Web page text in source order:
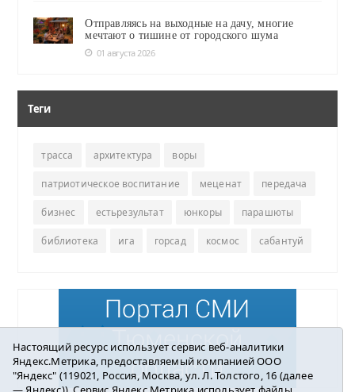
Отправляясь на выходные на дачу, многие
мечтают о тишине от городского шума
01 августа 2026
Теги
трасса архитектура воры
патриотическое воспитание меценат передача
бизнес естьрезультат юнкоры парашюты
библиотека ига горсад космос сабантуй
Настоящий ресурс использует сервис веб-аналитики
Яндекс.Метрика, предоставляемый компанией ООО
"Яндекс" (119021, Россия, Москва, ул. Л. Толстого, 16 (далее